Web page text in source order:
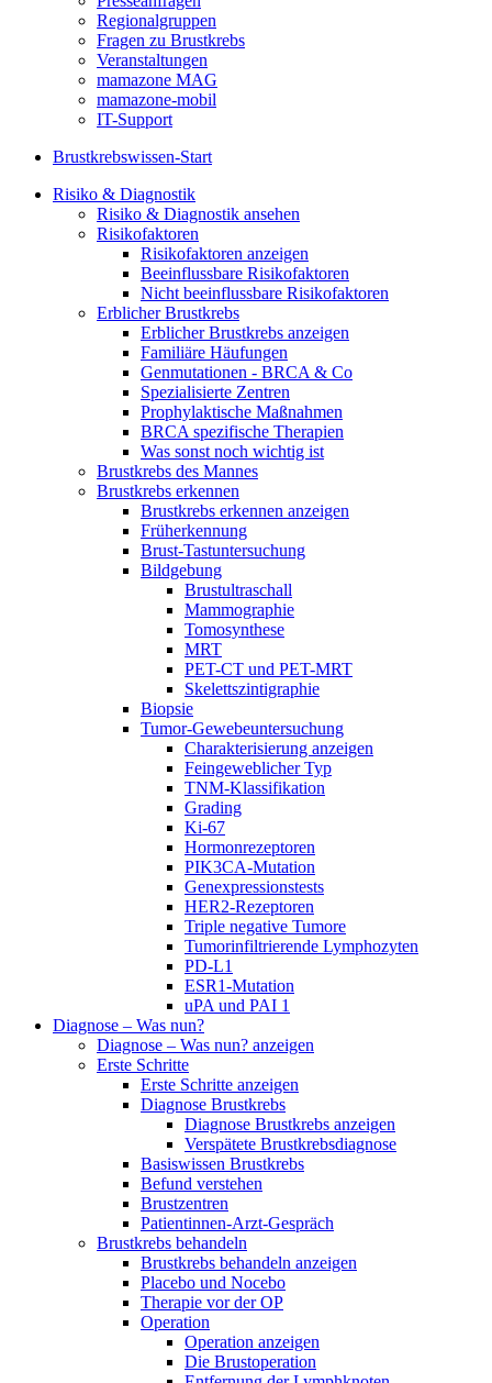
Regionalgruppen
Fragen zu Brustkrebs
Veranstaltungen
mamazone MAG
mamazone-mobil
IT-Support
Brustkrebswissen-Start
Risiko & Diagnostik
Risiko & Diagnostik ansehen
Risikofaktoren
Risikofaktoren anzeigen
Beeinflussbare Risikofaktoren
Nicht beeinflussbare Risikofaktoren
Erblicher Brustkrebs
Erblicher Brustkrebs anzeigen
Familiäre Häufungen
Genmutationen - BRCA & Co
Spezialisierte Zentren
Prophylaktische Maßnahmen
BRCA spezifische Therapien
Was sonst noch wichtig ist
Brustkrebs des Mannes
Brustkrebs erkennen
Brustkrebs erkennen anzeigen
Früherkennung
Brust-Tastuntersuchung
Bildgebung
Brustultraschall
Mammographie
Tomosynthese
MRT
PET-CT und PET-MRT
Skelettszintigraphie
Biopsie
Tumor-Gewebeuntersuchung
Charakterisierung anzeigen
Feingeweblicher Typ
TNM-Klassifikation
Grading
Ki-67
Hormonrezeptoren
PIK3CA-Mutation
Genexpressionstests
HER2-Rezeptoren
Triple negative Tumore
Tumorinfiltrierende Lymphozyten
PD-L1
ESR1-Mutation
uPA und PAI 1
Diagnose – Was nun?
Diagnose – Was nun? anzeigen
Erste Schritte
Erste Schritte anzeigen
Diagnose Brustkrebs
Diagnose Brustkrebs anzeigen
Verspätete Brustkrebsdiagnose
Basiswissen Brustkrebs
Befund verstehen
Brustzentren
Patientinnen-Arzt-Gespräch
Brustkrebs behandeln
Brustkrebs behandeln anzeigen
Placebo und Nocebo
Therapie vor der OP
Operation
Operation anzeigen
Die Brustoperation